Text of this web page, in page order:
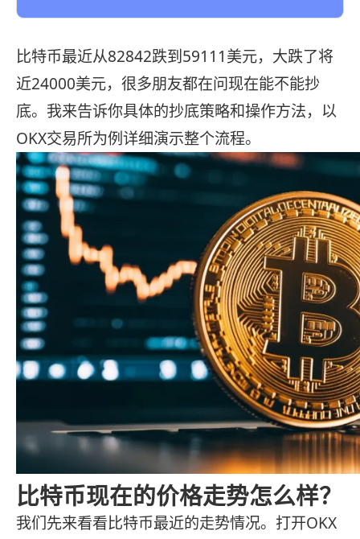
比特币最近从82842跌到59111美元，大跌了将
近24000美元，很多朋友都在问现在能不能抄
底。我来告诉你具体的抄底策略和操作方法，以
OKX交易所为例详细演示整个流程。
比特币现在的价格走势怎么样？
我们先来看看比特币最近的走势情况。打开OKX